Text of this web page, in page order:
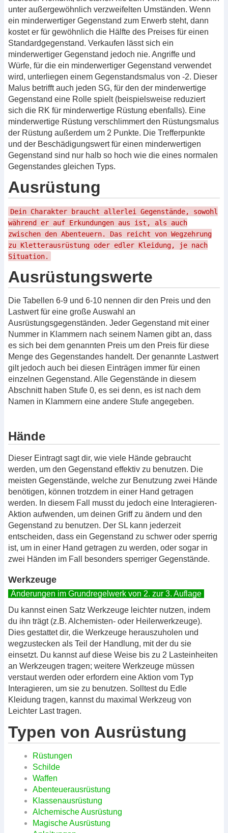
unter außergewöhnlich verzweifelten Umständen. Wenn
ein minderwertiger Gegenstand zum Erwerb steht, dann
kostet er für gewöhnlich die Hälfte des Preises für einen
Standardgegenstand. Verkaufen lässt sich ein
minderwertiger Gegenstand jedoch nie. Angriffe und
Würfe, für die ein minderwertiger Gegenstand verwendet
wird, unterliegen einem Gegenstandsmalus von -2. Dieser
Malus betrifft auch jeden SG, für den der minderwertige
Gegenstand eine Rolle spielt (beispielsweise reduziert
sich die RK für minderwertige Rüstung ebenfalls). Eine
minderwertige Rüstung verschlimmert den Rüstungsmalus
der Rüstung außerdem um 2 Punkte. Die Trefferpunkte
und der Beschädigungswert für einen minderwertigen
Gegenstand sind nur halb so hoch wie die eines normalen
Gegenstandes gleichen Typs.
Ausrüstung
Dein Charakter braucht allerlei Gegenstände, sowohl
während er auf Erkundungen aus ist, als auch
zwischen den Abenteuern. Das reicht von Wegzehrung
zu Kletterausrüstung oder edler Kleidung, je nach
Situation.
Ausrüstungswerte
Die Tabellen 6-9 und 6-10 nennen dir den Preis und den
Lastwert für eine große Auswahl an
Ausrüstungsgegenständen. Jeder Gegenstand mit einer
Nummer in Klammern nach seinem Namen gibt an, dass
es sich bei dem genannten Preis um den Preis für diese
Menge des Gegenstandes handelt. Der genannte Lastwert
gilt jedoch auch bei diesen Einträgen immer für einen
einzelnen Gegenstand. Alle Gegenstände in diesem
Abschnitt haben Stufe 0, es sei denn, es ist nach dem
Namen in Klammern eine andere Stufe angegeben.
Hände
Dieser Eintragt sagt dir, wie viele Hände gebraucht
werden, um den Gegenstand effektiv zu benutzen. Die
meisten Gegenstände, welche zur Benutzung zwei Hände
benötigen, können trotzdem in einer Hand getragen
werden. In diesem Fall musst du jedoch eine Interagieren-
Aktion aufwenden, um deinen Griff zu ändern und den
Gegenstand zu benutzen. Der SL kann jederzeit
entscheiden, dass ein Gegenstand zu schwer oder sperrig
ist, um in einer Hand getragen zu werden, oder sogar in
zwei Händen im Fall besonders sperriger Gegenstände.
Werkzeuge
Änderungen im Grundregelwerk von 2. zur 3. Auflage
Du kannst einen Satz Werkzeuge leichter nutzen, indem
du ihn trägt (z.B. Alchemisten- oder Heilerwerkzeuge).
Dies gestattet dir, die Werkzeuge herauszuholen und
wegzustecken als Teil der Handlung, mit der du sie
einsetzt. Du kannst auf diese Weise bis zu 2 Lasteinheiten
an Werkzeugen tragen; weitere Werkzeuge müssen
verstaut werden oder erfordern eine Aktion vom Typ
Interagieren, um sie zu benutzen. Solltest du Edle
Kleidung tragen, kannst du maximal Werkzeug von
Leichter Last tragen.
Typen von Ausrüstung
Rüstungen
Schilde
Waffen
Abenteuerausrüstung
Klassenausrüstung
Alchemische Ausrüstung
Magische Ausrüstung